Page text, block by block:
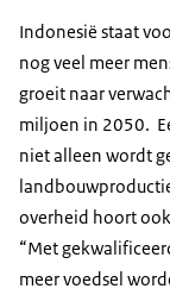
Indonesië staat
nog veel meer
groeit naar
miljoen in 2050.
niet alleen wordt
overheid hoort
“Met
meer voedsel